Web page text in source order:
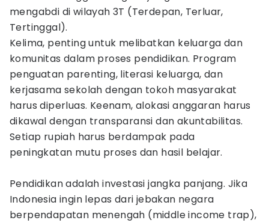
mengabdi di wilayah 3T (Terdepan, Terluar,
Tertinggal).
Kelima, penting untuk melibatkan keluarga dan
komunitas dalam proses pendidikan. Program
penguatan parenting, literasi keluarga, dan
kerjasama sekolah dengan tokoh masyarakat
harus diperluas. Keenam, alokasi anggaran harus
dikawal dengan transparansi dan akuntabilitas.
Setiap rupiah harus berdampak pada
peningkatan mutu proses dan hasil belajar.
Pendidikan adalah investasi jangka panjang. Jika
Indonesia ingin lepas dari jebakan negara
berpendapatan menengah (middle income trap),